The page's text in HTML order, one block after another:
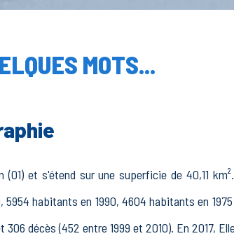
MOTS...
et s'étend sur une superficie de 40,11
habitants en 1990, 4604 habitants en
306 décès (452 entre 1999 et 2010). En 2017,